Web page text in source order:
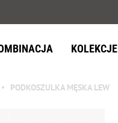
KOLEKCJE
PODKOSZULKA MĘSKA LEW